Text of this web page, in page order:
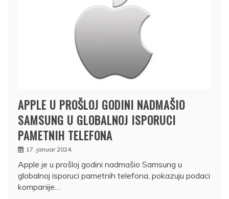
APPLE U PROŠLOJ GODINI NADMAŠIO
SAMSUNG U GLOBALNOJ ISPORUCI
PAMETNIH TELEFONA
17. januar 2024.
Apple je u prošloj godini nadmašio Samsung u
globalnoj isporuci pametnih telefona, pokazuju podaci
kompanije…